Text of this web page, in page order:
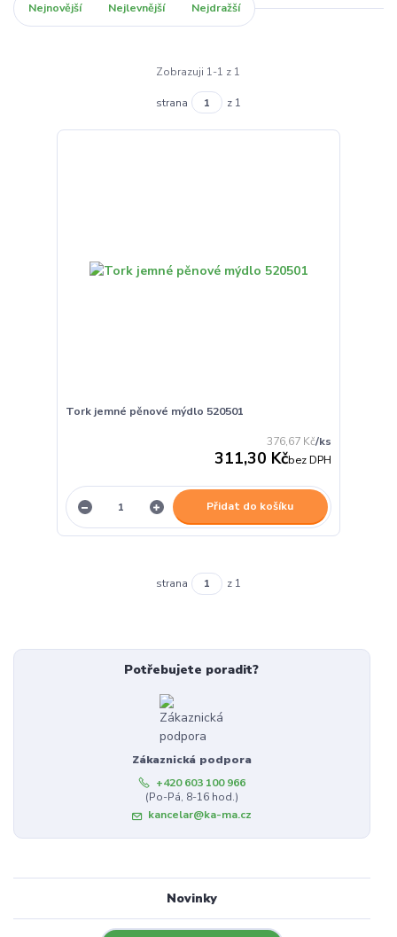
Nejnovější Nejlevnější Nejdražší
Zobrazuji 1-1 z 1
strana z 1
Tork jemné pěnové mýdlo 520501
376,67 Kč/ks
311,30 Kčbez DPH
Přidat do košíku
strana z 1
Potřebujete poradit?
Zákaznická podpora
+420 603 100 966
(Po-Pá, 8-16 hod.)
kancelar@ka-ma.cz
Novinky